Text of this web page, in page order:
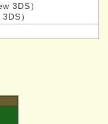
3DS）
）